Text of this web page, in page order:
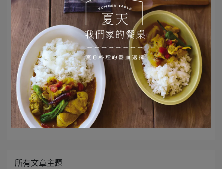
迷人的橄欖色散發多樣風情，雖然小巧卻讓人無
法忽視。
器皿｜Parterre花壇筷架
文章分類 二十四節氣
所有文章主題